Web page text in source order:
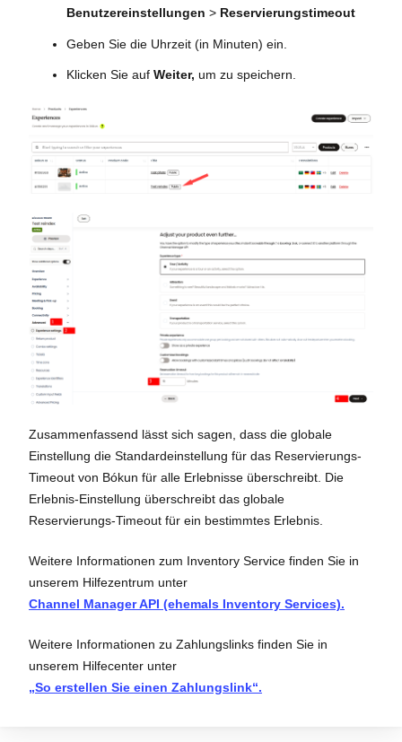
Benutzereinstellungen > Reservierungstimeout
Geben Sie die Uhrzeit (in Minuten) ein.
Klicken Sie auf Weiter, um zu speichern.
Zusammenfassend lässt sich sagen, dass die globale
Einstellung die Standardeinstellung für das Reservierungs-
Timeout von Bókun für alle Erlebnisse überschreibt. Die
Erlebnis-Einstellung überschreibt das globale
Reservierungs-Timeout für ein bestimmtes Erlebnis.
Weitere Informationen zum Inventory Service finden Sie in
unserem Hilfezentrum unter
Channel Manager API (ehemals Inventory Services).
Weitere Informationen zu Zahlungslinks finden Sie in
unserem Hilfecenter unter
„So erstellen Sie einen Zahlungslink“.